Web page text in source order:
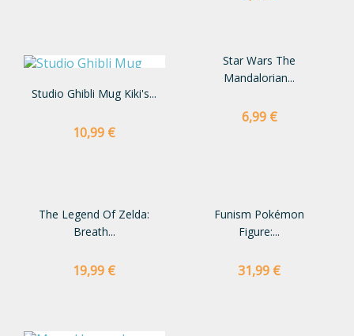
Studio Ghibli Mug Kiki's...
Preço
10,99 €
Star Wars The
Mandalorian...
Preço
6,99 €
The Legend Of Zelda:
Breath...
Preço
19,99 €
Funism Pokémon
Figure:...
Preço
31,99 €